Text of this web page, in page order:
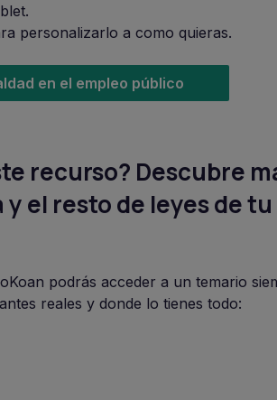
personalizarlo a como quieras.
en el empleo público
recurso? Descubre
el resto de leyes de
podrás acceder a un temario
reales y donde lo tienes todo: